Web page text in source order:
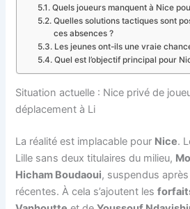
Quels joueurs manquent à Nice
Quelles solutions tactiques sont
ces absences ?
Les jeunes ont-ils une vraie
Quel est l’objectif principal pour
Situation actuelle : Nice privé de
déplacement à Li
La réalité est implacable pour Nice.
Lille sans deux titulaires du milieu,
Hicham Boudaoui, suspendus
récentes. À cela s’ajoutent les